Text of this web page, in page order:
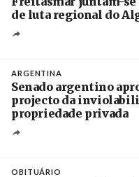
de luta regional do
ARGENTINA
Senado argentino
projecto da
propriedade privada
OBITUÁRIO